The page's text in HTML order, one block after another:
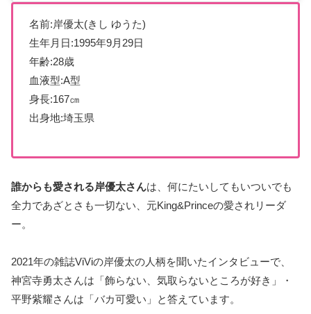
名前:岸優太(きし ゆうた)
生年月日:1995年9月29日
年齢:28歳
血液型:A型
身長:167㎝
出身地:埼玉県
誰からも愛される岸優太さんは、何にたいしてもいついでも
全力であざとさも一切ない、元King&Princeの愛されリーダ
ー。
2021年の雑誌ViViの岸優太の人柄を聞いたインタビューで、
神宮寺勇太さんは「飾らない、気取らないところが好き」・
平野紫耀さんは「バカ可愛い」と答えています。